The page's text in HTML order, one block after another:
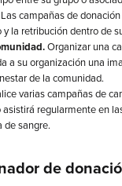
Las campañas de
la retribución dentro de
Organizar una
a su organización una
de la comunidad.
varias campañas de
asistirá regularmente en
de sangre.
de